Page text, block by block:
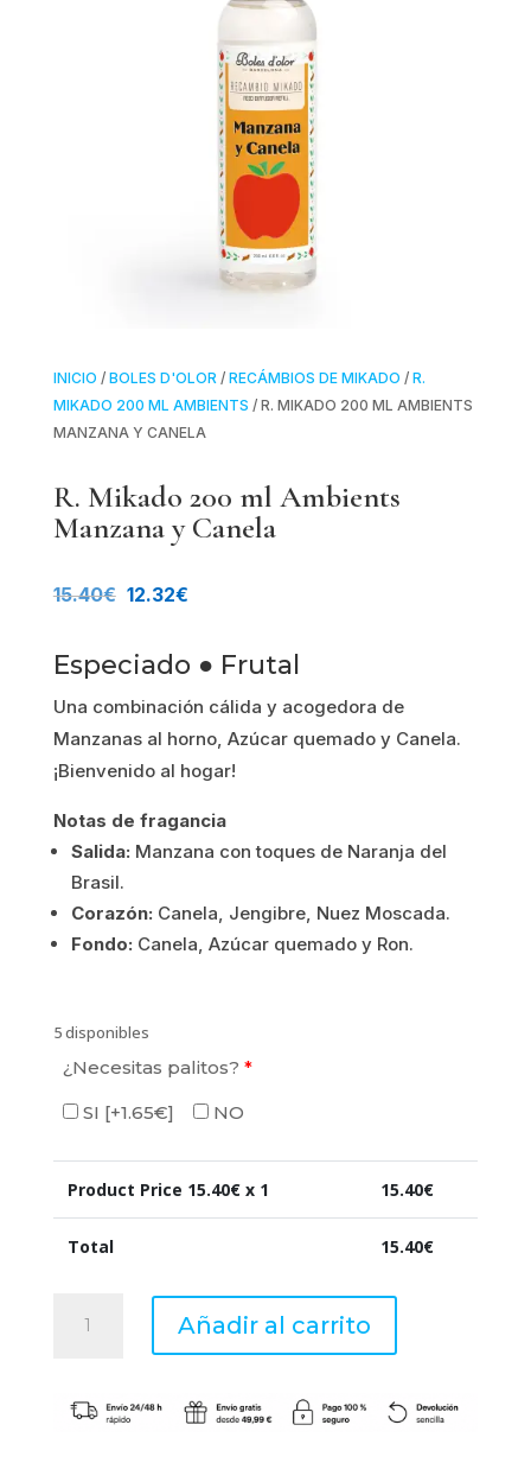
INICIO / BOLES D'OLOR / RECÁMBIOS DE MIKADO / R.
MIKADO 200 ML AMBIENTS / R. MIKADO 200 ML AMBIENTS
MANZANA Y CANELA
R. Mikado 200 ml Ambients
Manzana y Canela
15.40€ El
original
era:
15.40€.
12.32€El
actual
12.32€.
Especiado ● Frutal
Una combinación cálida y acogedora de
Manzanas al horno, Azúcar quemado y Canela.
¡Bienvenido al hogar!
Notas de fragancia
Salida: Manzana con toques de Naranja del
Brasil.
Corazón: Canela, Jengibre, Nuez Moscada.
Fondo: Canela, Azúcar quemado y Ron.
5 disponibles
¿Necesitas palitos? *
SI [+1.65€] NO
Product Price 15.40€ x 1 15.40€
Total 15.40€
Mikado
Ambients
Añadir al carrito